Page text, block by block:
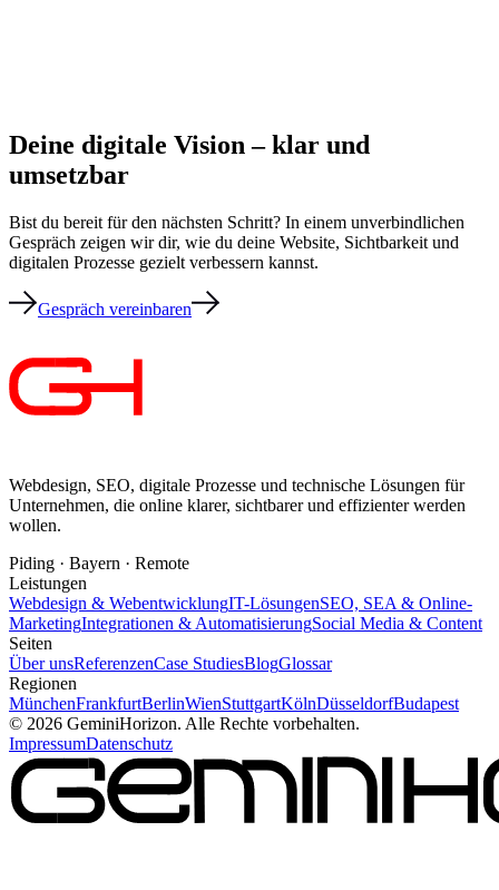
Deine digitale Vision – klar und
umsetzbar
Bist du bereit für den nächsten Schritt? In einem unverbindlichen
Gespräch zeigen wir dir, wie du deine Website, Sichtbarkeit und
digitalen Prozesse gezielt verbessern kannst.
Gespräch vereinbaren
Webdesign, SEO, digitale Prozesse und technische Lösungen für
Unternehmen, die online klarer, sichtbarer und effizienter werden
wollen.
Piding · Bayern · Remote
Leistungen
Webdesign & WebentwicklungIT-LösungenSEO, SEA & Online-
MarketingIntegrationen & AutomatisierungSocial Media & Content
Seiten
Über unsReferenzenCase StudiesBlogGlossar
Regionen
MünchenFrankfurtBerlinWienStuttgartKölnDüsseldorfBudapest
© 2026 GeminiHorizon. Alle Rechte vorbehalten.
ImpressumDatenschutz